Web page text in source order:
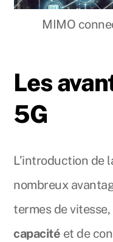
MIMO
Les
5G
L’introduction de
nombreux
termes de
capacité et de